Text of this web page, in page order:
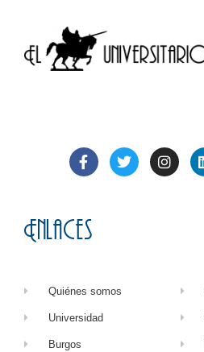
Enlaces
Quiénes somos
Universidad
Burgos